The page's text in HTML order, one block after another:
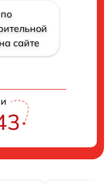
сайте